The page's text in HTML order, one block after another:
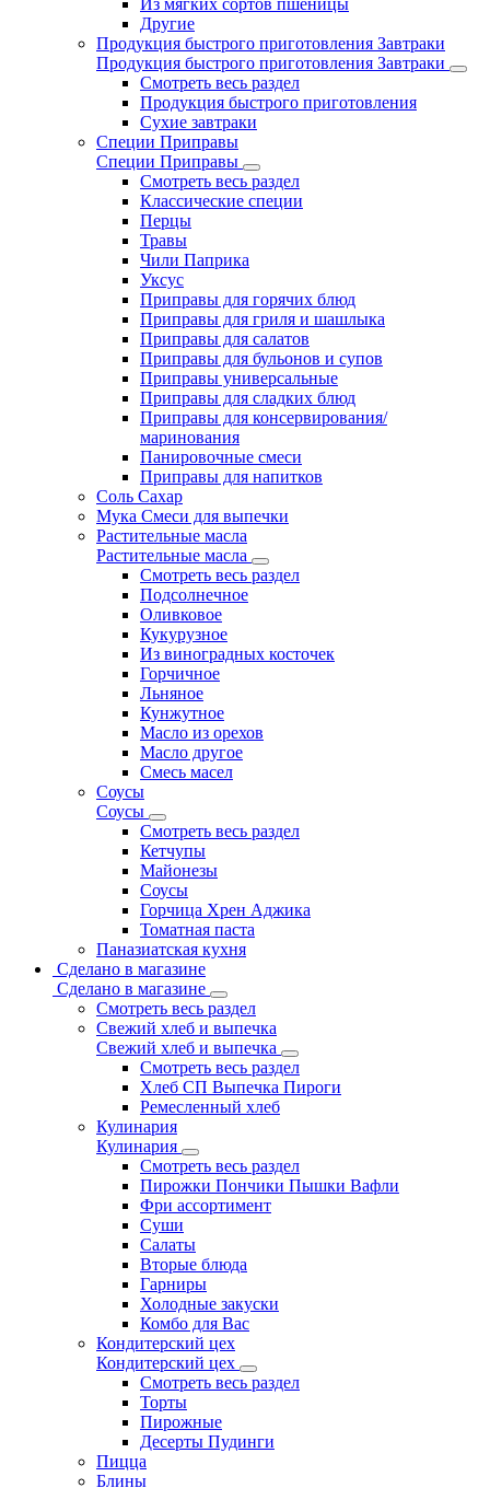
Из мягких сортов пшеницы
Другие
Продукция быстрого приготовления Завтраки
Продукция быстрого приготовления Завтраки
Смотреть весь раздел
Продукция быстрого приготовления
Сухие завтраки
Специи Приправы
Специи Приправы
Смотреть весь раздел
Классические специи
Перцы
Травы
Чили Паприка
Уксус
Приправы для горячих блюд
Приправы для гриля и шашлыка
Приправы для салатов
Приправы для бульонов и супов
Приправы универсальные
Приправы для сладких блюд
Приправы для консервирования/
маринования
Панировочные смеси
Приправы для напитков
Соль Сахар
Мука Смеси для выпечки
Растительные масла
Растительные масла
Смотреть весь раздел
Подсолнечное
Оливковое
Кукурузное
Из виноградных косточек
Горчичное
Льняное
Кунжутное
Масло из орехов
Масло другое
Смесь масел
Соусы
Соусы
Смотреть весь раздел
Кетчупы
Майонезы
Соусы
Горчица Хрен Аджика
Томатная паста
Паназиатская кухня
Сделано в магазине
Сделано в магазине
Смотреть весь раздел
Свежий хлеб и выпечка
Свежий хлеб и выпечка
Смотреть весь раздел
Хлеб СП Выпечка Пироги
Ремесленный хлеб
Кулинария
Кулинария
Смотреть весь раздел
Пирожки Пончики Пышки Вафли
Фри ассортимент
Суши
Салаты
Вторые блюда
Гарниры
Холодные закуски
Комбо для Вас
Кондитерский цех
Кондитерский цех
Смотреть весь раздел
Торты
Пирожные
Десерты Пудинги
Пицца
Блины